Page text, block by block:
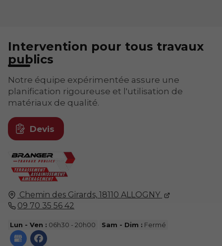
Chemin des Girards, 18110 ALLOGNY
09 70 35 56 42
Lun - Ven : 06h30 - 20h00 Sam - Dim : Fermé
Intervention pour tous travaux
publics
Notre équipe expérimentée assure une
planification rigoureuse et l'utilisation de
matériaux de qualité.
Devis